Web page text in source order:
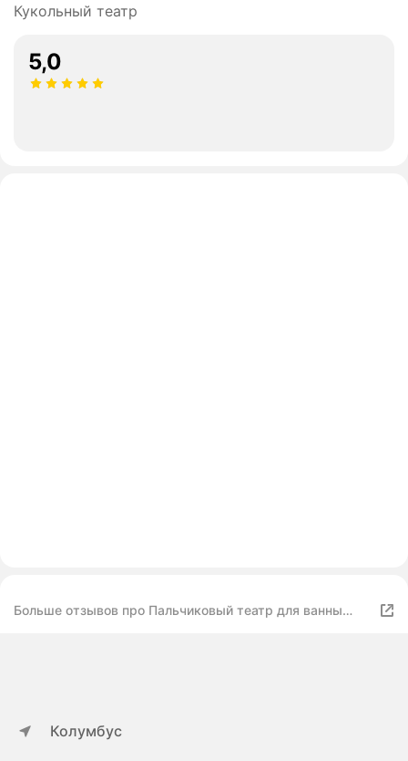
Кукольный театр
5,0
Больше отзывов про Пальчиковый театр для ванны
Колумбус